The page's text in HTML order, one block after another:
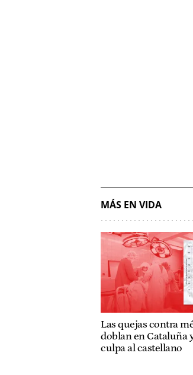
MÁS EN VIDA
Las quejas contra
doblan en Cataluña
culpa al castellano